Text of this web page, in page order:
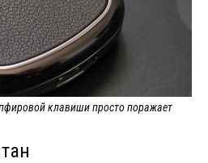
клавиши просто поражает